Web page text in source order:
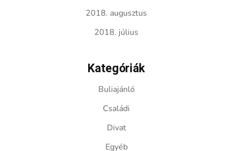
2018. augusztus
2018. július
Kategóriák
Buliajánló
Családi
Divat
Egyéb